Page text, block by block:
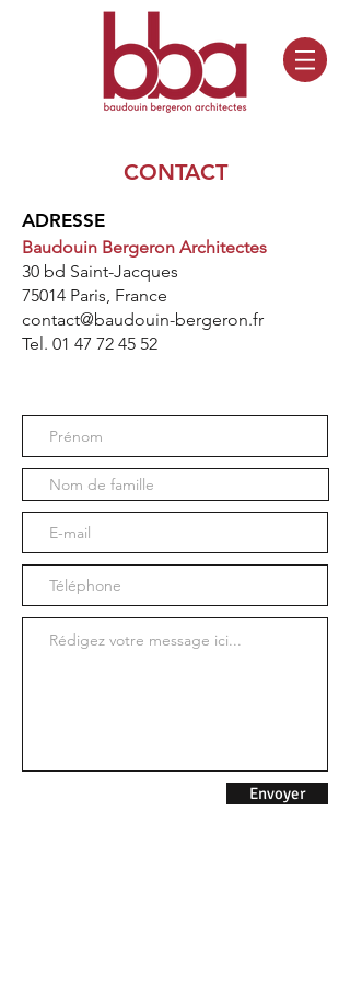
CONTACT
ADRESSE
Baudouin Bergeron Architectes
30 bd Saint-Jacques
75014 Paris, France
contact@baudouin-bergeron.fr
Tel. 01 47 72 45 52
Envoyer